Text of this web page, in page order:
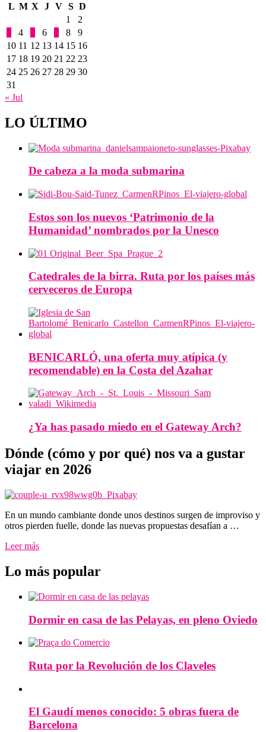
L M X J V S D
1
2
4 6 8
9
10 11 12 13 14 15 16
17 18 19 20 21 22 23
24 25 26 27 28 29 30
31
« Jul
LO ÚLTIMO
De cabeza a la moda submarina
Estos son los nuevos ‘Patrimonio de la
Humanidad’ nombrados por la Unesco
Catedrales de la birra. Ruta por los países más
cerveceros de Europa
BENICARLÓ, una oferta muy atípica (y
recomendable) en la Costa del Azahar
¿Ya has pasado miedo en el Gateway Arch?
Dónde (cómo y por qué) nos va a gustar
viajar en 2026
En un mundo cambiante donde unos destinos surgen de improviso y
otros pierden fuelle, donde las nuevas propuestas desafían a …
Leer más
Lo más popular
Dormir en casa de las Pelayas, en pleno Oviedo
Ruta por la Revolución de los Claveles
El Gaudí menos conocido: 5 obras fuera de
Barcelona